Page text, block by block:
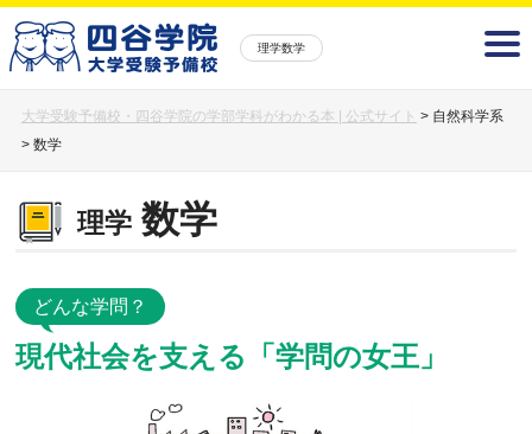
理学数学
大学受験予備校・四谷学院の学部学科がわかる本 | 公式サイト > 自然科学系
> 数学
理学 数学
どんな学問？
現代社会を支える「学問の女王」